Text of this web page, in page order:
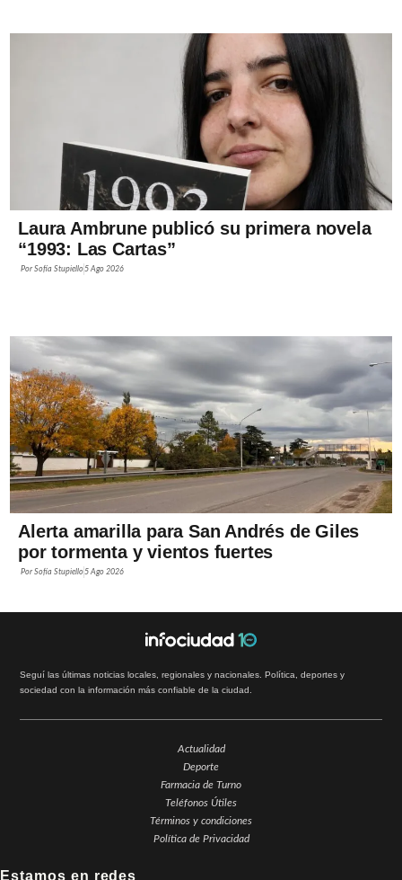
Laura Ambrune publicó su primera novela
“1993: Las Cartas”
PorSofía Stupiello 5 Ago 2026
Alerta amarilla para San Andrés de Giles
por tormenta y vientos fuertes
PorSofía Stupiello 5 Ago 2026
Seguí las últimas noticias locales, regionales y nacionales. Política, deportes y
sociedad con la información más confiable de la ciudad.
Actualidad
Deporte
Farmacia de Turno
Teléfonos Útiles
Términos y condiciones
Política de Privacidad
Estamos en redes